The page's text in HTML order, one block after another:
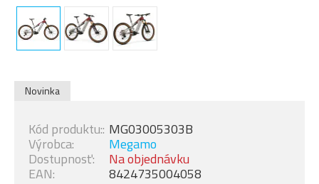
Novinka
Dostupnosť: Na objednávku
Výrobca: Megamo
Kód produktu:: MG03005303B
EAN: 8424735004058